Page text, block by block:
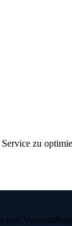
zu
und